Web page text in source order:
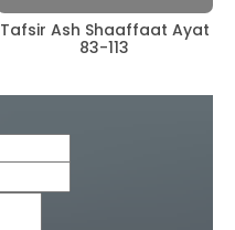
Tafsir Ash Shaaffaat Ayat
83-113